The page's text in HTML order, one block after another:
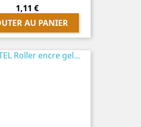
Prix
1,11 €
AU PANIER